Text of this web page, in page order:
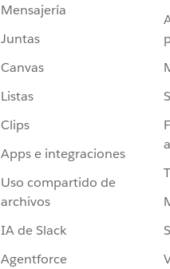
Mensajería
Juntas
Canvas
Listas
Clips
Apps e integraciones
Uso compartido de
archivos
IA de Slack
Agentforce